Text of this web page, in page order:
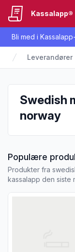
Bli med i
Kassalapp®
Leverandører
Swedish
norway
Populære
Produkter fra
kassalapp den siste